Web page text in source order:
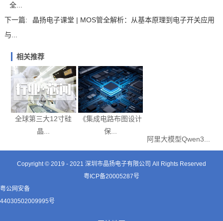
全...
下一篇:
晶扬电子课堂 | MOS管全解析：从基本原理到电子开关应用
与...
相关推荐
全球第三大12寸硅
晶...
《集成电路布图设计
保...
阿里大模型Qwen3...
Copyright © 2019 - 2021 深圳市晶扬电子有限公司 All Rights Reserved
粤ICP备20005287号
粤公网安备
44030502009995号